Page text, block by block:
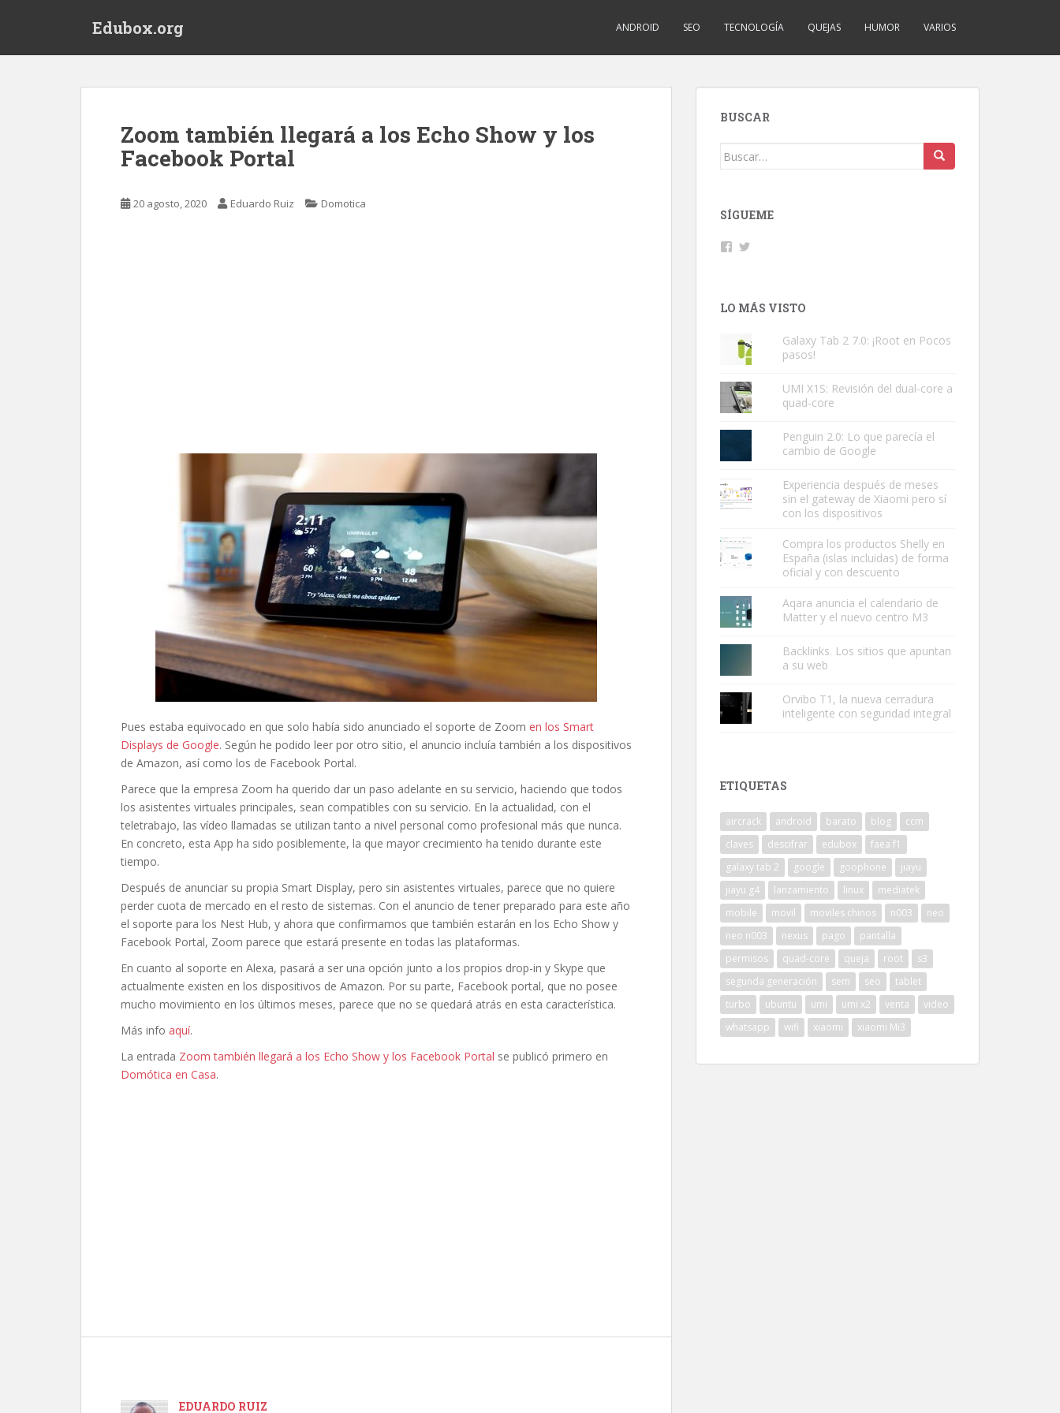
Edubox.org ANDROID SEO TECNOLOGÍA QUEJAS HUMOR VARIOS
Zoom también llegará a los Echo Show y los
Facebook Portal
20 agosto, 2020 Eduardo Ruiz Domotica
Pues estaba equivocado en que solo había sido anunciado el soporte de Zoom en los Smart
Displays de Google. Según he podido leer por otro sitio, el anuncio incluía también a los dispositivos
de Amazon, así como los de Facebook Portal.
Parece que la empresa Zoom ha querido dar un paso adelante en su servicio, haciendo que todos
los asistentes virtuales principales, sean compatibles con su servicio. En la actualidad, con el
teletrabajo, las vídeo llamadas se utilizan tanto a nivel personal como profesional más que nunca.
En concreto, esta App ha sido posiblemente, la que mayor crecimiento ha tenido durante este
tiempo.
Después de anunciar su propia Smart Display, pero sin asistentes virtuales, parece que no quiere
perder cuota de mercado en el resto de sistemas. Con el anuncio de tener preparado para este año
el soporte para los Nest Hub, y ahora que confirmamos que también estarán en los Echo Show y
Facebook Portal, Zoom parece que estará presente en todas las plataformas.
En cuanto al soporte en Alexa, pasará a ser una opción junto a los propios drop-in y Skype que
actualmente existen en los dispositivos de Amazon. Por su parte, Facebook portal, que no posee
mucho movimiento en los últimos meses, parece que no se quedará atrás en esta característica.
Más info aquí.
La entrada Zoom también llegará a los Echo Show y los Facebook Portal se publicó primero en
Domótica en Casa.
EDUARDO RUIZ
BUSCAR
Buscar:
SÍGUEME
Facebook
LO MÁS VISTO
Galaxy Tab 2 7.0: ¡Root en Pocos
pasos!
UMI X1S: Revisión del dual-core a
quad-core
Penguin 2.0: Lo que parecía el
cambio de Google
Experiencia después de meses
sin el gateway de Xiaomi pero sí
con los dispositivos
Compra los productos Shelly en
España (islas incluidas) de forma
oficial y con descuento
Aqara anuncia el calendario de
Matter y el nuevo centro M3
Backlinks. Los sitios que apuntan
a su web
Orvibo T1, la nueva cerradura
inteligente con seguridad integral
ETIQUETAS
aircrack android barato blog
ccm
claves
descifrar edubox
faea f1
galaxy tab 2
google goophone
jiayu
jiayu g4
lanzamiento linux
mediatek
mobile
movil moviles chinos n003
neo
neo n003
nexus pago
pantalla
permisos
quad-core queja root
s3
segunda generación
sem seo
tablet
turbo
ubuntu umi umi x2 venta
video
whatsapp
wifi xiaomi xiaomi Mi3